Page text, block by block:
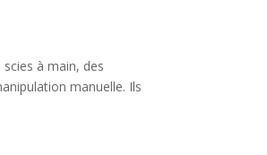
à main, des
manuelle. Ils